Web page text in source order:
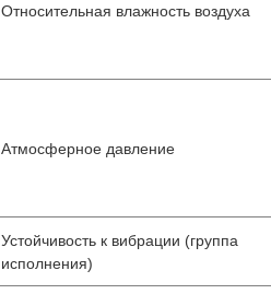
Относительная влажность воздуха
Атмосферное давление
Устойчивость к вибрации (группа
исполнения)